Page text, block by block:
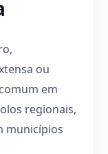
ou
em
regionais,
municípios